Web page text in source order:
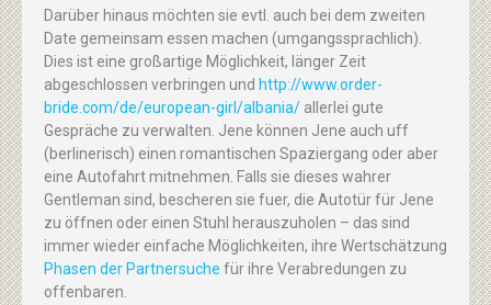
Darüber hinaus möchten sie evtl. auch bei dem zweiten
Date gemeinsam essen machen (umgangssprachlich).
Dies ist eine großartige Möglichkeit, länger Zeit
abgeschlossen verbringen und http://www.order-
bride.com/de/european-girl/albania/ allerlei gute
Gespräche zu verwalten. Jene können Jene auch uff
(berlinerisch) einen romantischen Spaziergang oder aber
eine Autofahrt mitnehmen. Falls sie dieses wahrer
Gentleman sind, bescheren sie fuer, die Autotür für Jene
zu öffnen oder einen Stuhl herauszuholen – das sind
immer wieder einfache Möglichkeiten, ihre Wertschätzung
Phasen der Partnersuche für ihre Verabredungen zu
offenbaren.